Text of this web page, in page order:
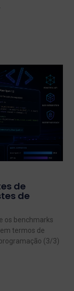
de
de
os benchmarks
termos de
(3/3)